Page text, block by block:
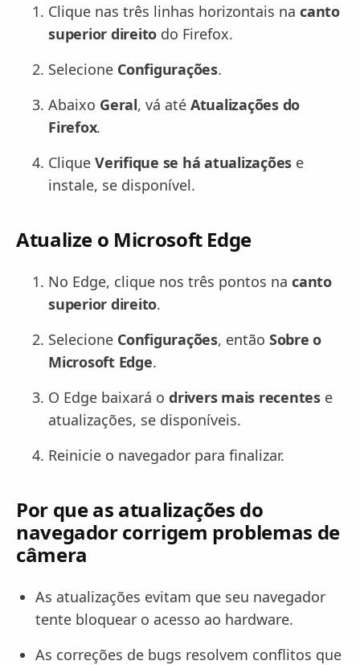
Clique nas três linhas horizontais na canto
superior direito do Firefox.
Selecione Configurações.
Abaixo Geral, vá até Atualizações do
Firefox.
Clique Verifique se há atualizações e
instale, se disponível.
Atualize o Microsoft Edge
No Edge, clique nos três pontos na canto
superior direito.
Selecione Configurações, então Sobre o
Microsoft Edge.
O Edge baixará o drivers mais recentese
atualizações, se disponíveis.
Reinicie o navegador para finalizar.
Por que as atualizações do
navegador corrigem problemas de
câmera
As atualizações evitam que seu navegador
tente bloquear o acesso ao hardware.
As correções de bugs resolvem conflitos que